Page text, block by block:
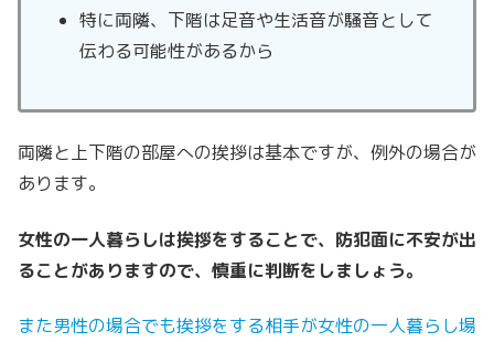
特に両隣、下階は足音や生活音が騒音として
伝わる可能性があるから
両隣と上下階の部屋への挨拶は基本ですが、例外の場合が
あります。
女性の一人暮らしは挨拶をすることで、防犯面に不安が出
ることがありますので、慎重に判断をしましょう。
また男性の場合でも挨拶をする相手が女性の一人暮らし場